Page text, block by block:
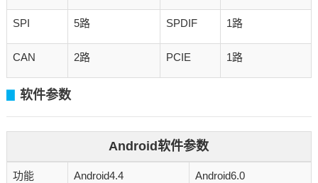
SPI 5路 SPDIF 1路
CAN 2路 PCIE 1路
软件参数
Android软件参数
功能 Android4.4 Android6.0